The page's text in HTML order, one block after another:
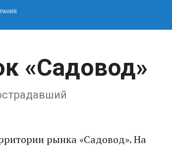
«Садовод»
рынка «Садовод». На